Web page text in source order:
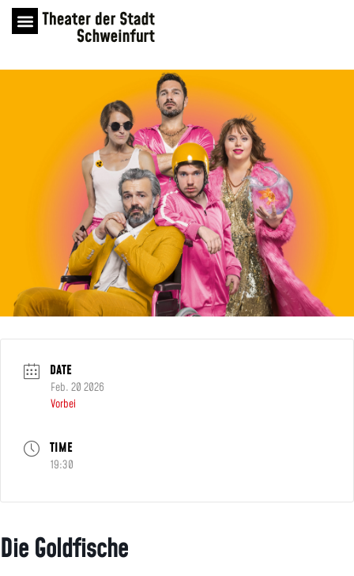
DATE
Feb. 20 2026
Vorbei
TIME
19:30
Die Goldfische